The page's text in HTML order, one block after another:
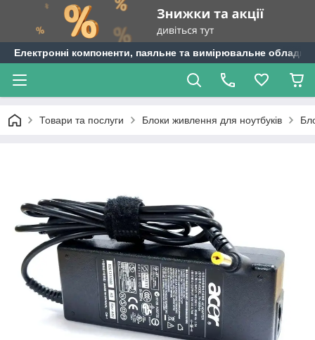
Електронні компоненти, паяльне та вимірювальне
Товари та послуги Блоки живлення для ноутбуків